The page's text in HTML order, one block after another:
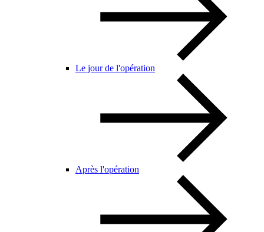
Le jour de l'opération
Après l'opération